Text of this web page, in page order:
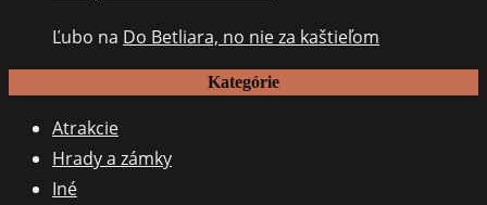
Ľubo na Do Betliara, no nie za kaštieľom
Kategórie
Atrakcie
Hrady a zámky
Iné